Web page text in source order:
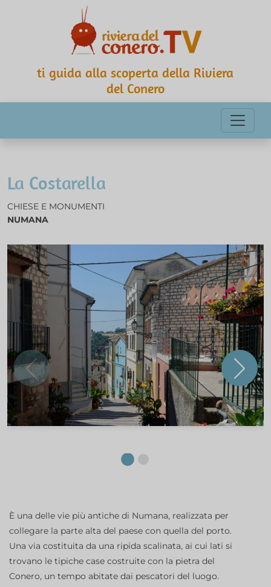
ti guida alla scoperta della Riviera
del Conero
La Costarella
CHIESE E MONUMENTI
NUMANA
È una delle vie più antiche di Numana, realizzata per
collegare la parte alta del paese con quella del porto.
Una via costituita da una ripida scalinata, ai cui lati si
trovano le tipiche case costruite con la pietra del
Conero, un tempo abitate dai pescatori del luogo.